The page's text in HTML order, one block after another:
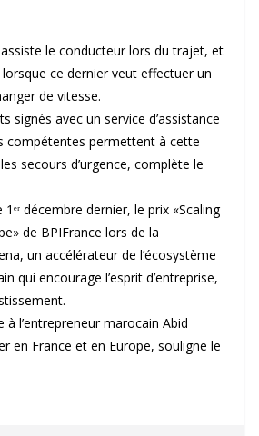
le conducteur lors du trajet, et
ce dernier veut effectuer un
de vitesse.
signés avec un service d’assistance
compétentes permettent à cette
secours d’urgence, complète le
décembre dernier, le prix «Scaling
de BPIFrance lors de la
un accélérateur de l’écosystème
qui encourage l’esprit d’entreprise,
à l’entrepreneur marocain Abid
en France et en Europe, souligne le